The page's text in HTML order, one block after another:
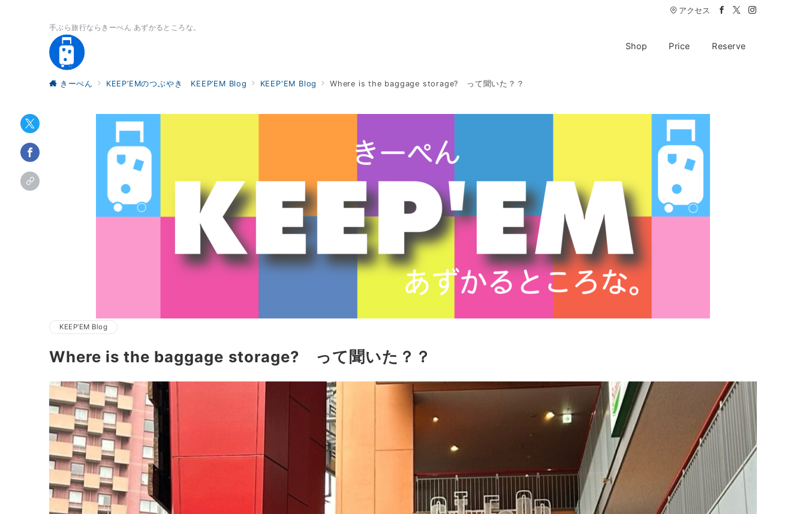
アクセス
手ぶら旅行ならきーぺん あずかるところな。
Shop Price Reserve
きーぺん KEEP’EMのつぶやき KEEP’EM Blog KEEP'EM Blog Where is the baggage storage? って聞いた？？
KEEP'EM Blog
Where is the baggage storage? って聞いた？？